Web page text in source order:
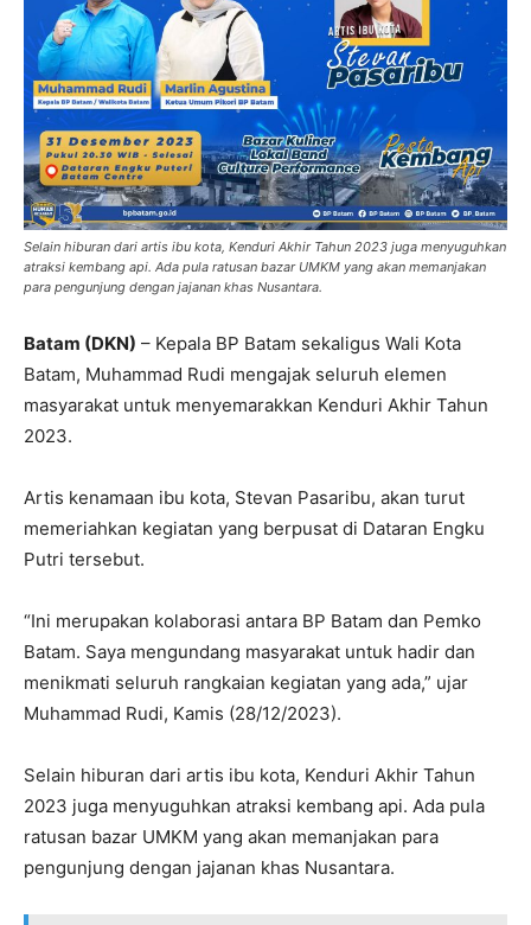
Selain hiburan dari artis ibu kota, Kenduri Akhir Tahun 2023 juga menyuguhkan
atraksi kembang api. Ada pula ratusan bazar UMKM yang akan memanjakan
para pengunjung dengan jajanan khas Nusantara.
Batam (DKN) – Kepala BP Batam sekaligus Wali Kota
Batam, Muhammad Rudi mengajak seluruh elemen
masyarakat untuk menyemarakkan Kenduri Akhir Tahun
2023.
Artis kenamaan ibu kota, Stevan Pasaribu, akan turut
memeriahkan kegiatan yang berpusat di Dataran Engku
Putri tersebut.
“Ini merupakan kolaborasi antara BP Batam dan Pemko
Batam. Saya mengundang masyarakat untuk hadir dan
menikmati seluruh rangkaian kegiatan yang ada,” ujar
Muhammad Rudi, Kamis (28/12/2023).
Selain hiburan dari artis ibu kota, Kenduri Akhir Tahun
2023 juga menyuguhkan atraksi kembang api. Ada pula
ratusan bazar UMKM yang akan memanjakan para
pengunjung dengan jajanan khas Nusantara.